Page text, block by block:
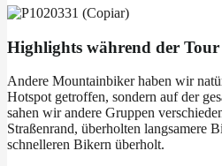
Highlights während der Tour
Andere Mountainbiker haben wir
Hotspot getroffen, sondern auf der
sahen wir andere Gruppen
Straßenrand, überholten langsamere
schnelleren Bikern überholt.